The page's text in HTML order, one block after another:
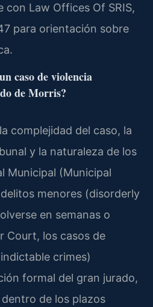
con Law Offices Of SRIS,
para orientación sobre
caso de violencia
de Morris?
complejidad del caso, la
y la naturaleza de los
Municipal (Municipal
menores (disorderly
en semanas o
Court, los casos de
crimes)
formal del gran jurado,
de los plazos